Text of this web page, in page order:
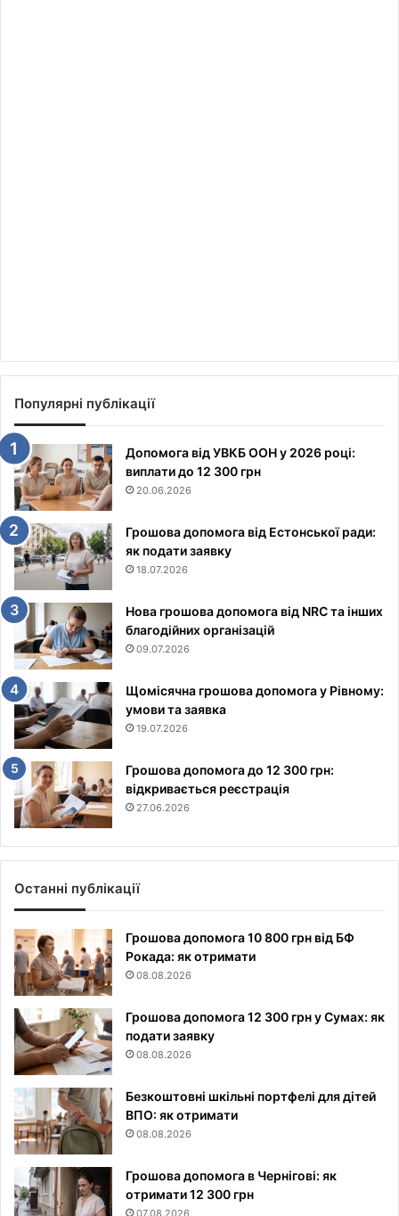
Популярні публікації
Допомога від УВКБ ООН у 2026 році:
виплати до 12 300 грн
20.06.2026
Грошова допомога від Естонської ради:
як подати заявку
18.07.2026
Нова грошова допомога від NRC та інших
благодійних організацій
09.07.2026
Щомісячна грошова допомога у Рівному:
умови та заявка
19.07.2026
Грошова допомога до 12 300 грн:
відкривається реєстрація
27.06.2026
Останні публікації
Грошова допомога 10 800 грн від БФ
Рокада: як отримати
08.08.2026
Грошова допомога 12 300 грн у Сумах: як
подати заявку
08.08.2026
Безкоштовні шкільні портфелі для дітей
ВПО: як отримати
08.08.2026
Грошова допомога в Чернігові: як
отримати 12 300 грн